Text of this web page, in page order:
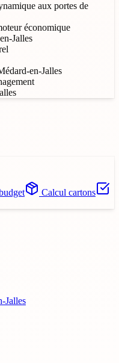
aux portes de
économique
Jalles
en-Jalles
Calcul cartons
Jalles